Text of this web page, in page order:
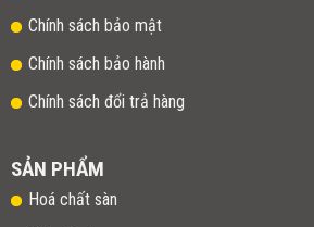
Chính sách bảo mật
Chính sách bảo hành
Chính sách đổi trả hàng
SẢN PHẨM
Hoá chất sàn